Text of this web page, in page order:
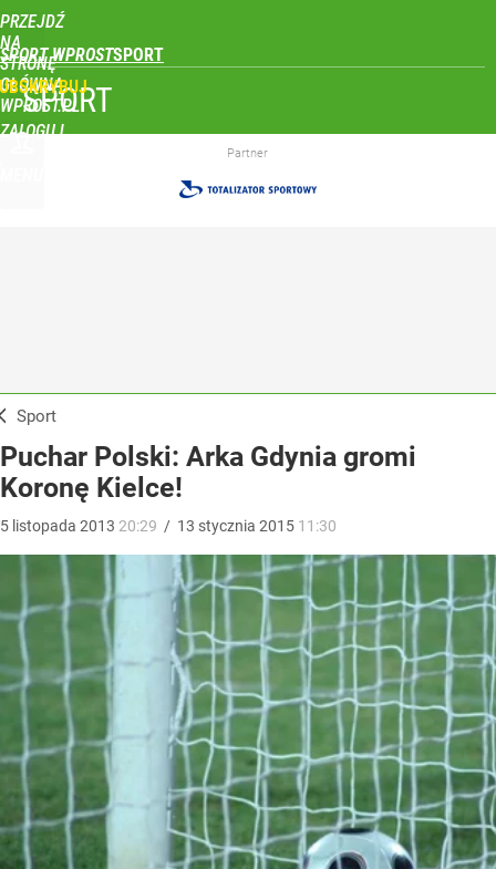
PRZEJDŹ
NA
STRONĘ
GŁÓWNĄ
WPROST.PL
SPORT WPROST
ZALOGUJ
SPORT
Partner
Sport
Puchar Polski: Arka Gdynia gromi
Koronę Kielce!
5 listopada 2013 20:29 / 13 stycznia 2015 11:30